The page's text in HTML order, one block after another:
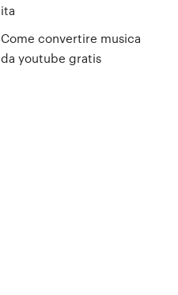
ita
Come convertire musica
da youtube gratis